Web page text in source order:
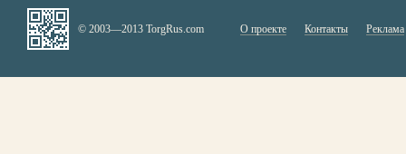
© 2003—2013 TorgRus.com О проекте Контакты Реклама